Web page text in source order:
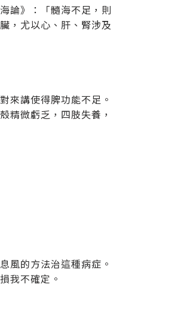
論》：「髓海不足，則
，尤以心、肝、腎涉及
來講使得脾功能不足。
精微虧乏，四肢失養，
風的方法治這種病症。
我不確定。